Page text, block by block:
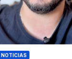
NOTICIAS